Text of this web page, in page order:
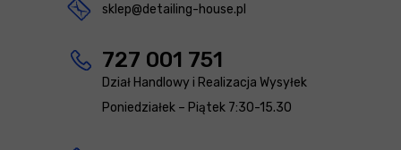
sklep@detailing-house.pl
727 001 751
Dział Handlowy i Realizacja Wysyłek
Poniedziałek – Piątek 7:30-15.30